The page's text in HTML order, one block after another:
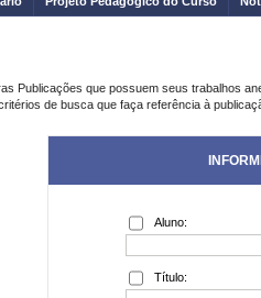
Publicações que possuem seus trabalhos
de busca que faça referência à
Aluno:
Título: